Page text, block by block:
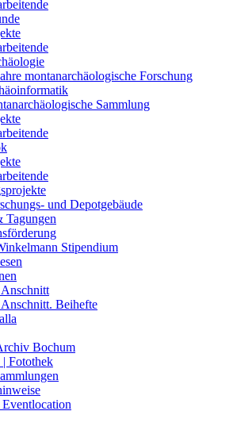
montanarchäologische Forschung
Sammlung
und Depotgebäude
Tagungen
Stipendium
Beihefte
Bochum
Fotothek